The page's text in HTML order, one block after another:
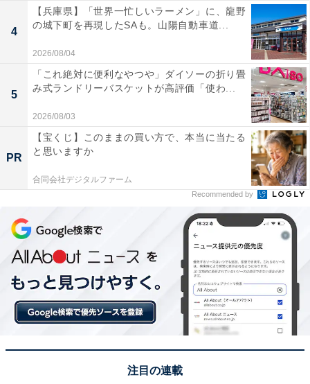
※回答者コメントは原文ママです
【おすすめ記事】
・
「毎日かつかつで正直つらい」世帯年収700万円・都内
在住の子育て世帯、1カ月の収支内訳は？
「楽しいことが何もなくただ生きているだけ」年収260
万円の36歳女性、1カ月の収支内訳は？
世帯年収800万円の40歳女性「金銭面で子どもに迷惑を
かけたくない」 1カ月のリアルな収支内訳は？
・
世帯年収1200万円の47歳女性「将来の生活に不安しかな
い」 子2人育てる1カ月のリアルな収支内訳は？
・
を強いられるように…」 1カ月のリアルな収支内訳
4
【兵庫県】「世界一忙しいラーメン」に、龍野
の城下町を再現したSAも。山陽自動車道...
2026/08/04
5
「これ絶対に便利なやつや」ダイソーの折り畳
み式ランドリーバスケットが高評価「使わ...
2026/08/03
PR
【宝くじ】このままの買い方で、本当に当たる
と思いますか
合同会社デジタルファーム
Recommended by
注目の連載